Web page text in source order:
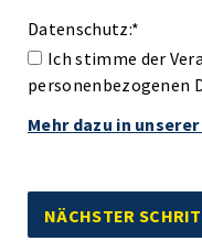
Datenschutz:*
Ich stimme der
personenbezogenen
Mehr dazu in